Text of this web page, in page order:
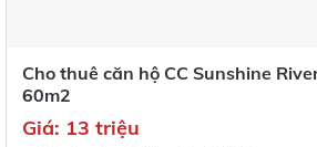
Cho thuê căn hộ CC Sunshine
60m2
Giá: 13 triệu